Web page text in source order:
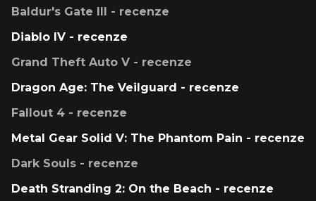
Baldur's Gate III - recenze
Diablo IV - recenze
Grand Theft Auto V - recenze
Dragon Age: The Veilguard - recenze
Fallout 4 - recenze
Metal Gear Solid V: The Phantom Pain - recenze
Dark Souls - recenze
Death Stranding 2: On the Beach - recenze